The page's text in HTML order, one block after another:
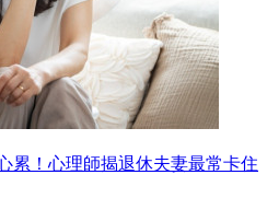
累！心理師揭退休夫妻最常卡住